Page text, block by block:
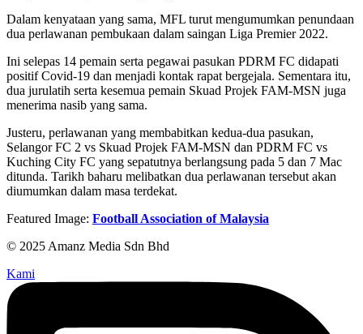
Dalam kenyataan yang sama, MFL turut mengumumkan penundaan
dua perlawanan pembukaan dalam saingan Liga Premier 2022.
Ini selepas 14 pemain serta pegawai pasukan PDRM FC didapati
positif Covid-19 dan menjadi kontak rapat bergejala. Sementara itu,
dua jurulatih serta kesemua pemain Skuad Projek FAM-MSN juga
menerima nasib yang sama.
Justeru, perlawanan yang membabitkan kedua-dua pasukan,
Selangor FC 2 vs Skuad Projek FAM-MSN dan PDRM FC vs
Kuching City FC yang sepatutnya berlangsung pada 5 dan 7 Mac
ditunda. Tarikh baharu melibatkan dua perlawanan tersebut akan
diumumkan dalam masa terdekat.
Featured Image: Football Association of Malaysia
© 2025 Amanz Media Sdn Bhd
Kami